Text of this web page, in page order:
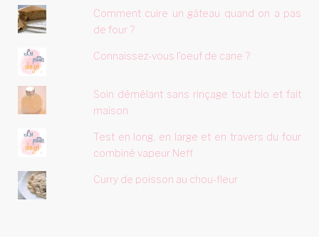
Comment cuire un gâteau quand on a pas
de four ?
Connaissez-vous l'oeuf de cane ?
Soin démêlant sans rinçage tout bio et fait
maison
Test en long, en large et en travers du four
combiné vapeur Neff
Curry de poisson au chou-fleur